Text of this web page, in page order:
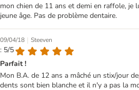
mon chien de 11 ans et demi en raffole, je
jeune âge. Pas de problème dentaire.
09/04/18 | Steeven
: 5/5
Parfait !
Mon B.A. de 12 ans a mâché un stix/jour
dents sont bien blanche et il n'y a pas la